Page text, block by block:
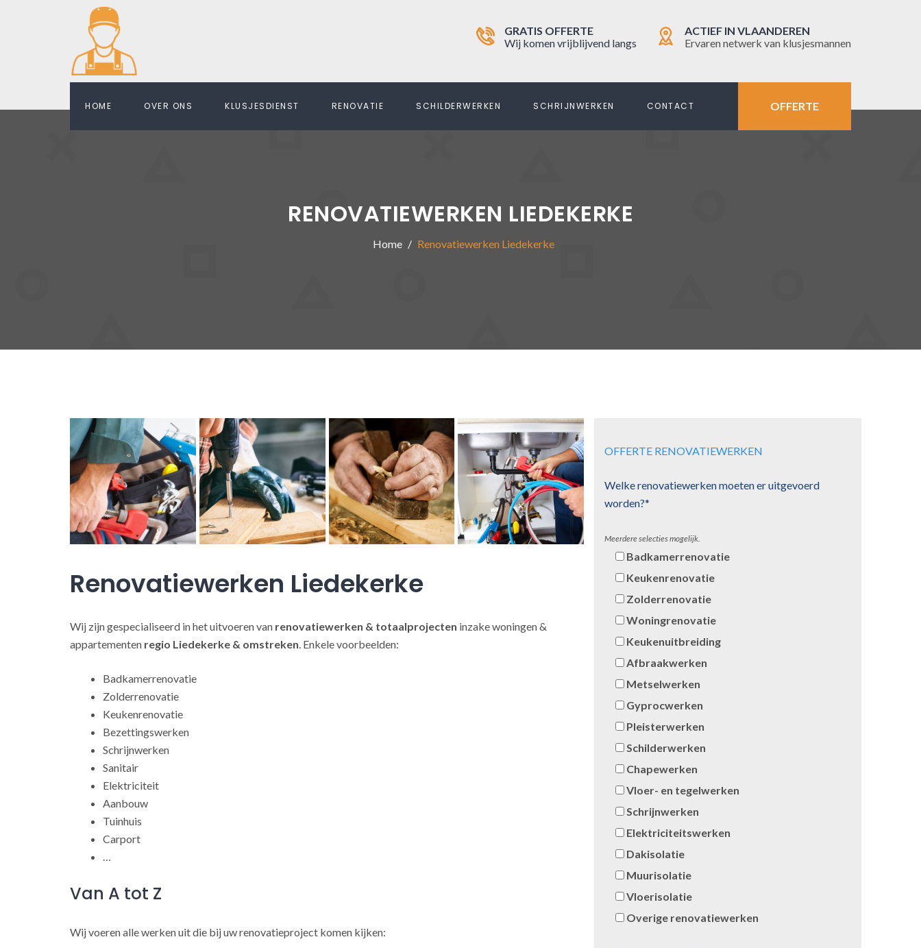
GRATIS OFFERTE
Wij komen vrijblijvend langs
ACTIEF IN VLAANDEREN
Ervaren netwerk van klusjesmannen
HOME OVER ONS KLUSJESDIENST RENOVATIE SCHILDERWERKEN SCHRIJNWERKEN CONTACT OFFERTE
RENOVATIEWERKEN LIEDEKERKE
Home Renovatiewerken Liedekerke
Renovatiewerken Liedekerke
Wij zijn gespecialiseerd in het uitvoeren van renovatiewerken & totaalprojecten inzake woningen &
appartementen regio Liedekerke & omstreken . Enkele voorbeelden:
Badkamerrenovatie
Zolderrenovatie
Keukenrenovatie
Bezettingswerken
Schrijnwerken
Sanitair
Elektriciteit
Aanbouw
Tuinhuis
Carport
Van A tot Z
Wij voeren alle werken uit die bij uw renovatieproject komen kijken:
OFFERTE RENOVATIEWERKEN
Welke renovatiewerken moeten er uitgevoerd
worden?*
Meerdere selecties mogelijk.
Badkamerrenovatie
Keukenrenovatie
Zolderrenovatie
Woningrenovatie
Keukenuitbreiding
Afbraakwerken
Metselwerken
Gyprocwerken
Pleisterwerken
Schilderwerken
Chapewerken
Vloer- en tegelwerken
Schrijnwerken
Elektriciteitswerken
Dakisolatie
Muurisolatie
Vloerisolatie
Overige renovatiewerken